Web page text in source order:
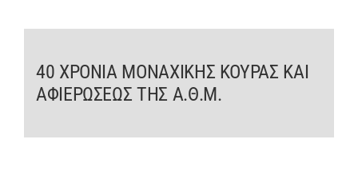
O ΠΑΤΡΙΑΡΧΗΣ
ΤΟ ΠΑΤΡΙΑΡΧΕΙΟ
KEIMENA
40 ΧΡΟΝΙΑ ΜΟΝΑΧΙΚΗΣ ΚΟΥΡΑΣ ΚΑΙ
ΑΦΙΕΡΩΣΕΩΣ ΤΗΣ Α.Θ.Μ.